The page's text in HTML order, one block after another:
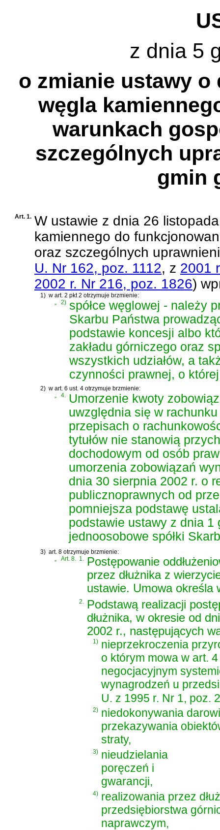
z dnia 5
o zmianie ustawy
węgla
warunkach
szczególnych
gmin
Art. 1. W ustawie z dnia 26
kamiennego do
oraz szczególnych
U. Nr 162, poz. 1112, z 2001
2002 r. Nr 216, poz. 1826)
1) w art. 2 pkt 2 otrzymuje brzmienie:
„
2) spółce węglowej - należy
Skarbu Państwa
podstawie koncesji albo
zakładu górniczego oraz
wszystkich udziałów, a
czynności prawnej, o
2) w art. 6 ust. 4 otrzymuje brzmienie:
„
4. Umorzenie kwoty
uwzględnia się w
przepisach o
tytułów nie stanowią
dochodowym od osób
umorzenia zobowiązań
dnia 30 sierpnia 2002 r. o
publicznoprawnych od
pomniejsza podstawę
podstawie ustawy z dnia 1
jednoosobowe spółki
3) art. 8 otrzymuje brzmienie:
Art. 8. 1.
Postępowanie
przez dłużnika z
ustawie. Umowa określa
2.
Podstawą realizacji
dłużnika, w okresie od
2002 r., następujących
1) nieprzekroczenia
o którym mowa w art.
negocjacyjnym
wynagrodzeń u
U. z 1995 r. Nr 1, poz.
2) niedokonywania
przekazywania
straty,
3) nieudzielania
poręczeń i
gwarancji,
4) realizowania przez
przedsiębiorstwa
naprawczym,